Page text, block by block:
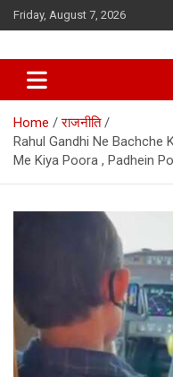
Skip
to
Friday, August 7, 2026
Home
राजनीति
Rahul Gandhi Ne Bachche
Me Kiya Poora , Padhein